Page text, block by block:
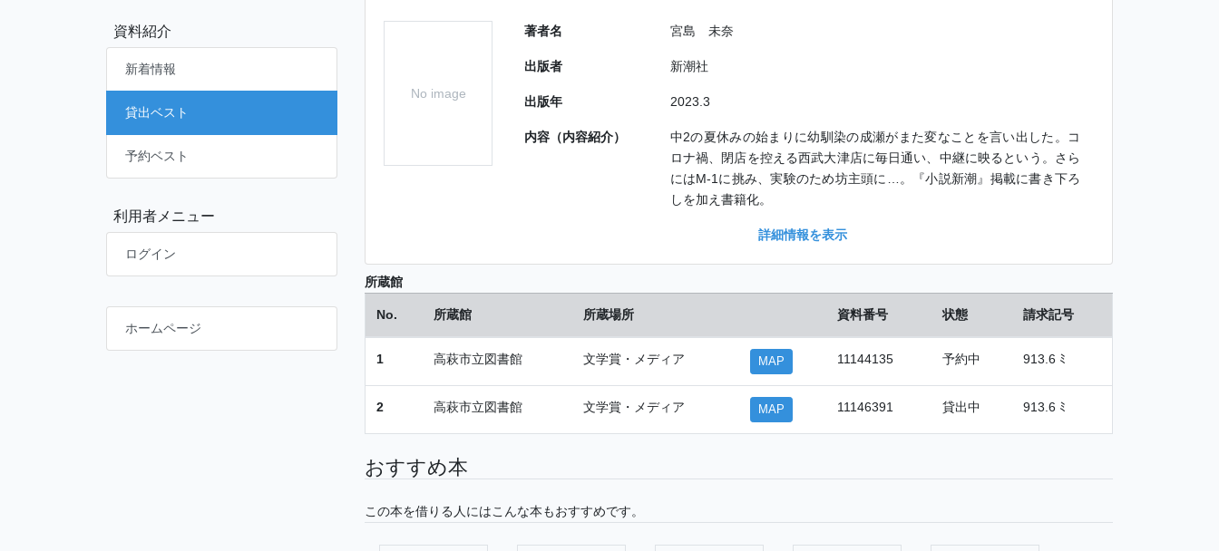
資料紹介
新着情報
貸出ベスト
予約ベスト
利用者メニュー
ログイン
ホームページ
No image
著者名 宮島 未奈
出版者 新潮社
出版年 2023.3
内容（内容紹介）
中2の夏休みの始まりに幼馴染の成瀬がまた変なことを言い出した。コ
ロナ禍、閉店を控える西武大津店に毎日通い、中継に映るという。さら
にはM-1に挑み、実験のため坊主頭に…。『小説新潮』掲載に書き下ろ
しを加え書籍化。
詳細情報を表示
所蔵館
No. 所蔵館 所蔵場所 資料番号 状態 請求記号
1 高萩市立図書館 文学賞・メディア MAP 11144135 予約中 913.6 ﾐ
2 高萩市立図書館 文学賞・メディア MAP 11146391 貸出中 913.6 ﾐ
おすすめ本
この本を借りる人にはこんな本もおすすめです。